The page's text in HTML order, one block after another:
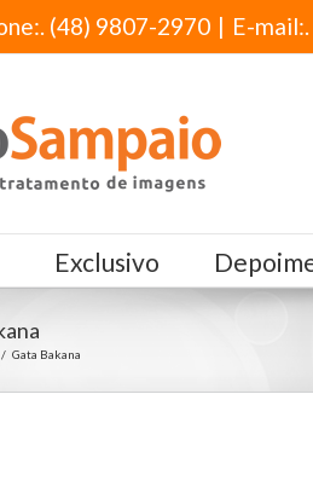
(48) 9807-2970 | E-
Exclusivo
/ Gata Bakana